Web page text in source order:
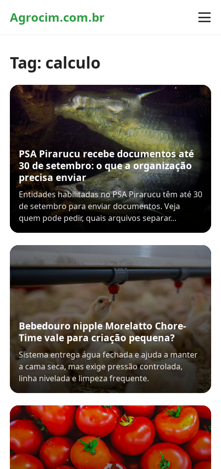
Agrocim.com.br
Tag: calculo
PSA Pirarucu recebe documentos até
30 de setembro: o que a organização
precisa enviar
Entidades habilitadas no PSA Pirarucu têm até 30
de setembro para enviar documentos. Veja
quem pode pedir, quais arquivos separar…
Bebedouro nipple Morelatto Chore-
Time vale para criação pequena?
Sistema entrega água fechada e ajuda a manter
a cama seca, mas exige pressão controlada,
linha nivelada e limpeza frequente.